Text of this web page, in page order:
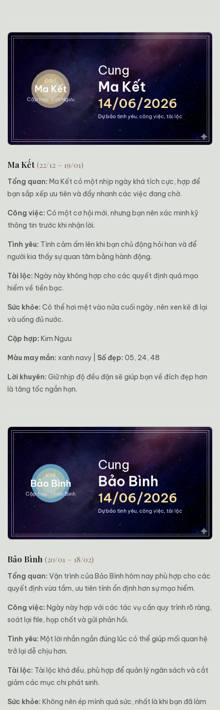
Ma Kết (22/12 – 19/01)
Tổng quan: Ma Kết có một nhịp ngày khá tích cực, hợp để
bạn sắp xếp ưu tiên và đẩy nhanh các việc đang chờ.
Công việc: Có một cơ hội mới, nhưng bạn nên xác minh kỹ
thông tin trước khi nhận lời.
Tình yêu: Tình cảm ấm lên khi bạn chủ động hỏi han và để
người kia thấy sự quan tâm bằng hành động.
Tài lộc: Ngày này không hợp cho các quyết định quá mạo
hiểm về tiền bạc.
Sức khỏe: Có thể hơi mệt vào nửa cuối ngày, nên xen kẽ đi lại
và uống đủ nước.
Cặp hợp: Kim Ngưu
Màu may mắn: xanh navy | Số đẹp: 05, 24, 48
Lời khuyên: Giữ nhịp độ đều đặn sẽ giúp bạn về đích đẹp hơn
là tăng tốc ngắn hạn.
Bảo Bình (20/01 – 18/02)
Tổng quan: Vận trình của Bảo Bình hôm nay phù hợp cho các
quyết định vừa tầm, ưu tiên tính ổn định hơn sự mạo hiểm.
Công việc: Ngày này hợp với các tác vụ cần quy trình rõ ràng,
soát lại file, họp chốt và gửi phản hồi.
Tình yêu: Một lời nhắn ngắn đúng lúc có thể giúp mối quan hệ
trở lại dễ chịu hơn.
Tài lộc: Tài lộc khá đều, phù hợp để quản lý ngân sách và cắt
giảm các mục chi phát sinh.
Sức khỏe: Không nên ép mình quá sức, nhất là khi bạn đã làm